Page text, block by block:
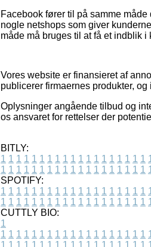
Facebook fører til på samme
nogle netshops som giver
måde må bruges til at få et indblik i
Vores website er finansieret af
publicerer firmaernes produkter,
Oplysninger angående tilbud og
os ansvaret for rettelser der
BITLY:
1 1 1 1 1 1 1 1 1 1 1 1 1 1 1 1 1 1 1
1 1 1 1 1 1 1 1 1 1 1 1 1 1 1 1 1 1 1
SPOTIFY:
1 1 1 1 1 1 1 1 1 1 1 1 1 1 1 1 1 1 1
1 1 1 1 1 1 1 1 1 1 1 1 1 1 1 1 1 1 1
CUTTLY BIO:
1
1 1 1 1 1 1 1 1 1 1 1 1 1 1 1 1 1 1 1